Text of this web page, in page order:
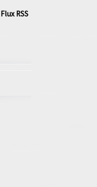
Flux RSS